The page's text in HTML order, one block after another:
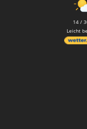
14 /
Leicht